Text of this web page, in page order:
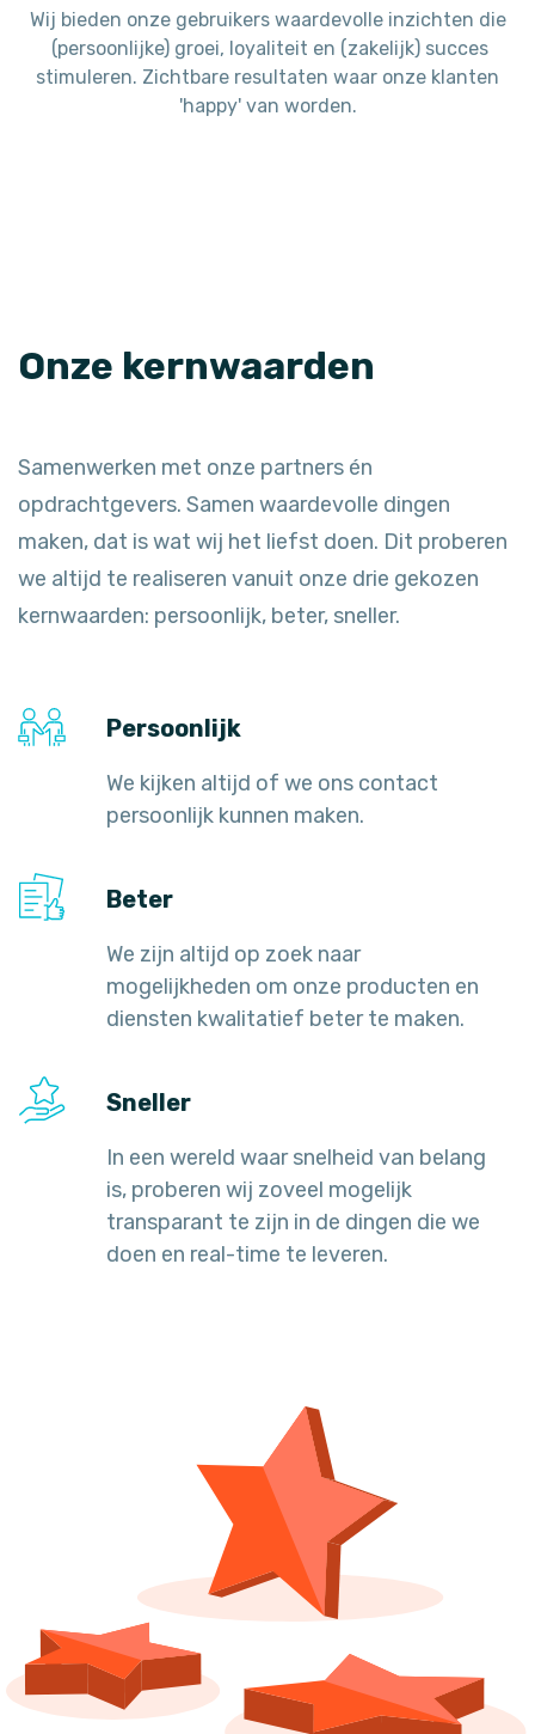
Wij bieden onze gebruikers waardevolle inzichten die
(persoonlijke) groei, loyaliteit en (zakelijk) succes
stimuleren. Zichtbare resultaten waar onze klanten
'happy' van worden.
Onze kernwaarden
Samenwerken met onze partners én
opdrachtgevers. Samen waardevolle dingen
maken, dat is wat wij het liefst doen. Dit proberen
we altijd te realiseren vanuit onze drie gekozen
kernwaarden: persoonlijk, beter, sneller.
Persoonlijk
We kijken altijd of we ons contact
persoonlijk kunnen maken.
Beter
We zijn altijd op zoek naar
mogelijkheden om onze producten en
diensten kwalitatief beter te maken.
Sneller
In een wereld waar snelheid van belang
is, proberen wij zoveel mogelijk
transparant te zijn in de dingen die we
doen en real-time te leveren.